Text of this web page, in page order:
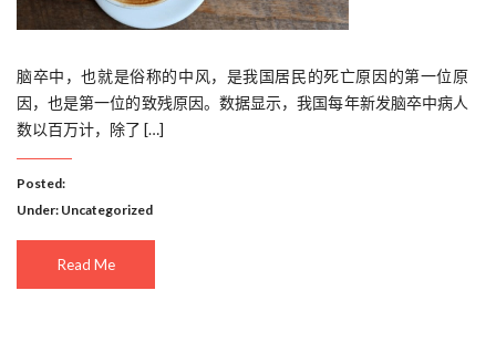
脑卒中，也就是俗称的中风，是我国居民的死亡原因的第一位原
因，也是第一位的致残原因。数据显示，我国每年新发脑卒中病人
数以百万计，除了 […]
Posted:
Under: Uncategorized
Read Me